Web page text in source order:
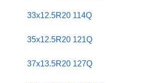
33x12.5R20 114Q
35x12.5R20 121Q
37x13.5R20 127Q